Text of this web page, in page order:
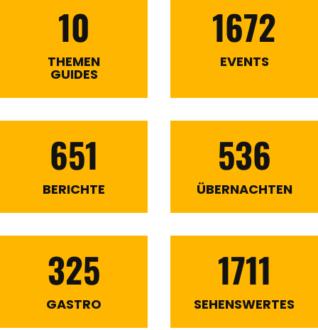
10
THEMEN
GUIDES
1672
EVENTS
651
BERICHTE
536
ÜBERNACHTEN
325
GASTRO
1711
SEHENSWERTES